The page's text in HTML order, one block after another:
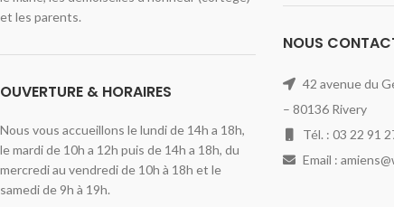
et les parents.
OUVERTURE & HORAIRES
Nous vous accueillons le lundi de 14h a 18h,
le mardi de 10h a 12h puis de 14h a 18h, du
mercredi au vendredi de 10h à 18h et le
samedi de 9h à 19h.
NOUS
42 avenue du
– 80136 Rivery
Tél. : 03 22 91
Email :